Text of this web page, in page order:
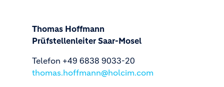
Thomas Hoffmann
Prüfstellenleiter Saar-Mosel
Telefon +49 6838 9033-20
thomas.hoffmann@holcim.com